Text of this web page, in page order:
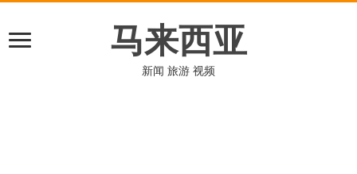
马来西亚
新闻 旅游 视频